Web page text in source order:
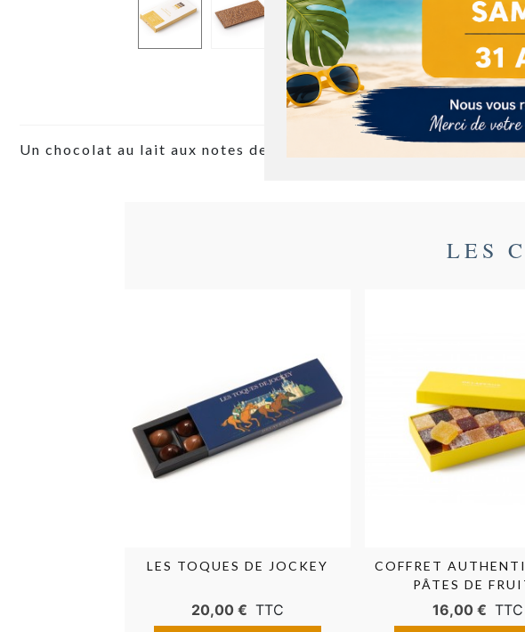
Description
Un chocolat au lait aux notes de biscuit grillé et de caramel
LES
LES TOQUES DE JOCKEY
20,00 € TTC
COFFRET
PÂTES DE
16,00 € TTC